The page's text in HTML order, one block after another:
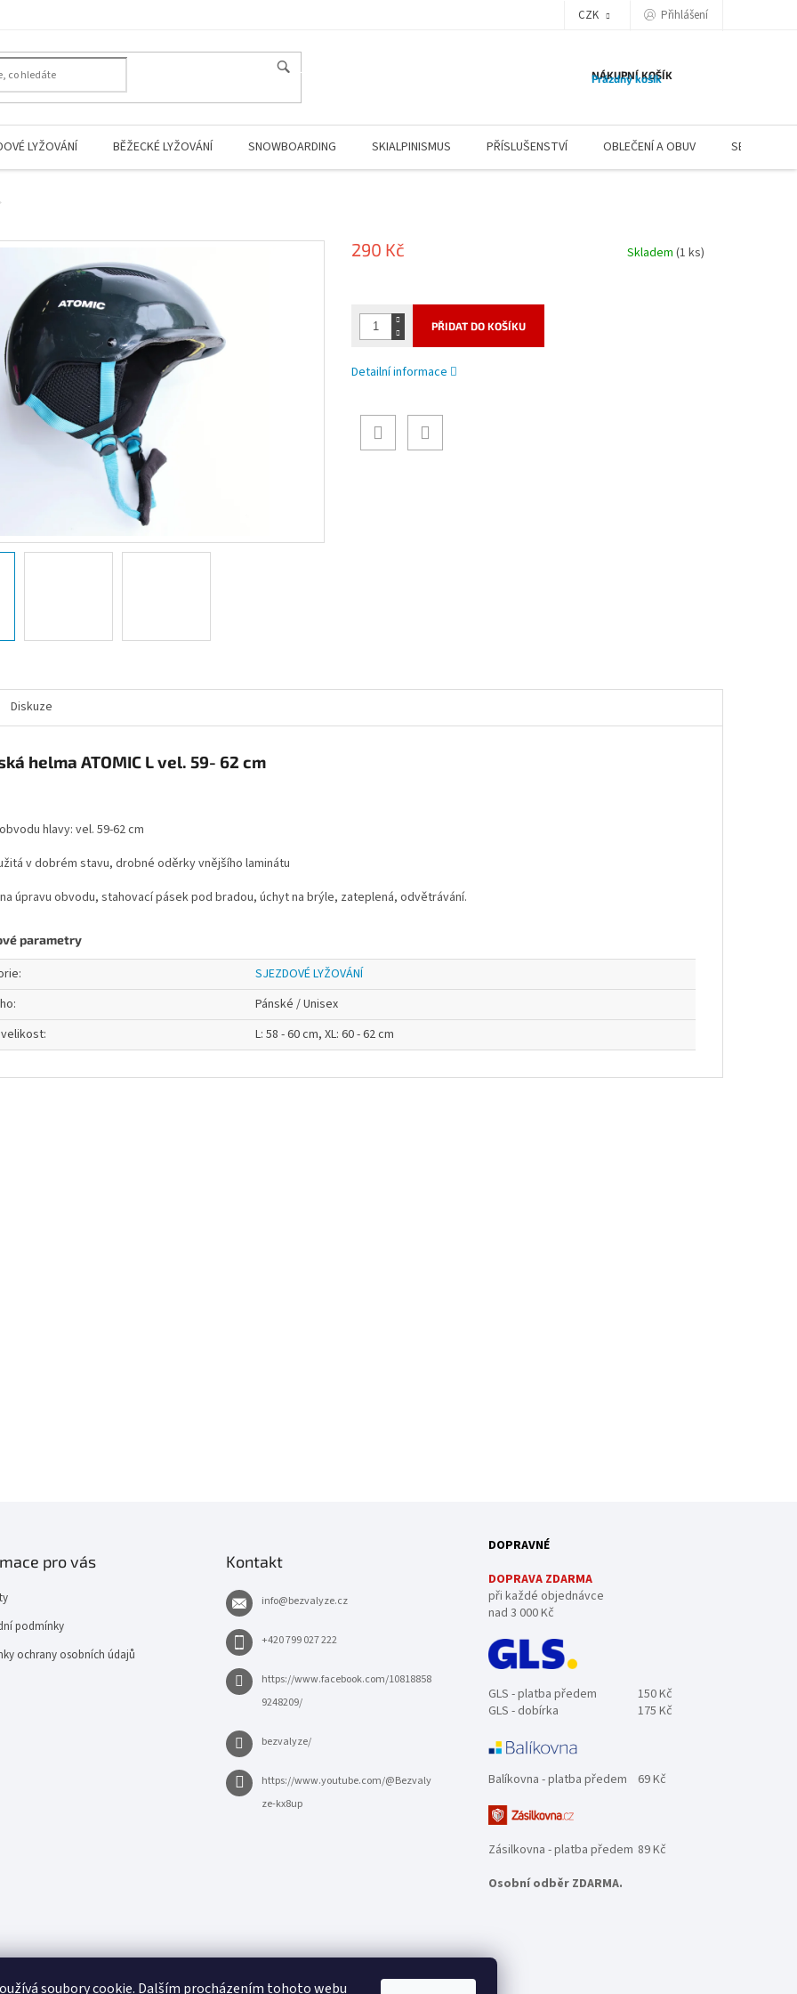
soubory cookie. Dalším procházením tohoto webu
CZK Přihlášení
NÁKUPNÍ KOŠÍK
Prázdný košík
LYŽOVÁNÍ BĚŽECKÉ LYŽOVÁNÍ SNOWBOARDING SKIALPINISMUS PŘÍSLUŠENSTVÍ OBLEČENÍ A OBUV SERVIS
290 Kč Skladem (1 ks)
PŘIDAT DO KOŠÍKU
Detailní informace
Diskuze
helma ATOMIC L vel. 59- 62 cm
hlavy: vel. 59-62 cm
v dobrém stavu, drobné oděrky vnějšího laminátu
úpravu obvodu, stahovací pásek pod bradou, úchyt na brýle, zateplená, odvětrávání.
parametry
:
SJEZDOVÉ LYŽOVÁNÍ
:
Pánské / Unisex
: L: 58 - 60 cm, XL: 60 - 62 cm
pro vás
podmínky
ochrany osobních údajů
Kontakt
info@bezvalyze.cz
+420 799 027 222
https://www.facebook.com/10818858
9248209/
bezvalyze/
https://www.youtube.com/@Bezvaly
ze-kx8up
DOPRAVNÉ
DOPRAVA ZDARMA
při každé objednávce
nad 3 000 Kč
GLS - platba předem
150 Kč
GLS - dobírka
175 Kč
Balíkovna - platba předem 69 Kč
Zásilkovna - platba předem 89 Kč
Osobní odběr ZDARMA.